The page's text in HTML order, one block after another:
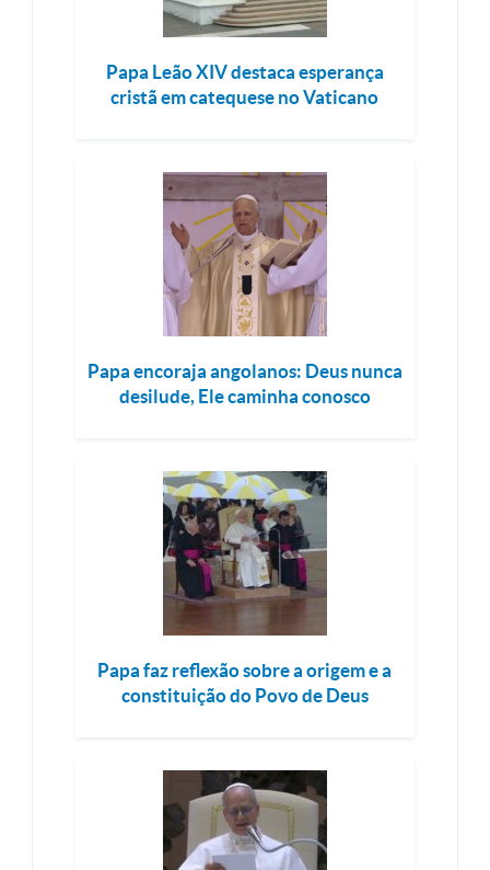
Papa Leão XIV destaca esperança
cristã em catequese no Vaticano
Papa encoraja angolanos: Deus nunca
desilude, Ele caminha conosco
Papa faz reflexão sobre a origem e a
constituição do Povo de Deus